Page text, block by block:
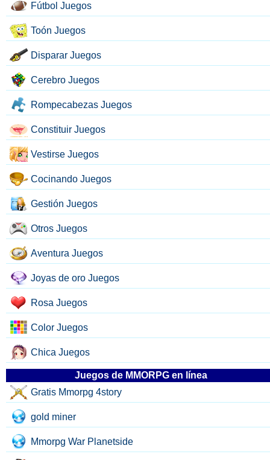
Fútbol Juegos
Toón Juegos
Disparar Juegos
Cerebro Juegos
Rompecabezas Juegos
Constituir Juegos
Vestirse Juegos
Cocinando Juegos
Gestión Juegos
Otros Juegos
Aventura Juegos
Joyas de oro Juegos
Rosa Juegos
Color Juegos
Chica Juegos
Juegos de MMORPG en línea
Gratis Mmorpg 4story
gold miner
Mmorpg War Planetside